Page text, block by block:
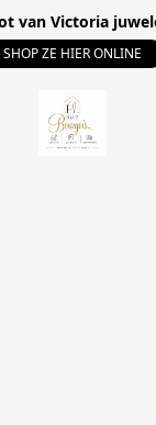
van Victoria
SHOP ZE HIER ONLINE